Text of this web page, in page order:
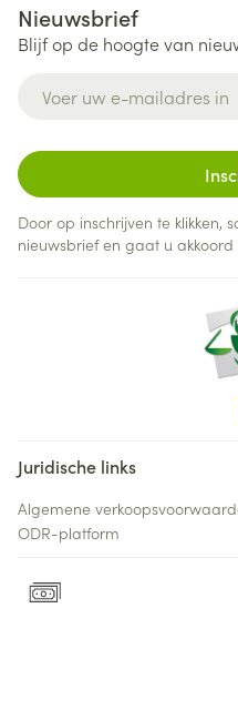
Nieuwsbrief
Blijf op de hoogte van
Door op inschrijven te klikken,
nieuwsbrief en gaat u
Juridische links
Algemene
ODR-platform